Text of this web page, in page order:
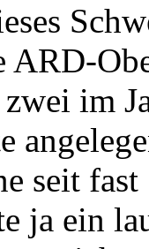
ARD-
im
seit
ja ein